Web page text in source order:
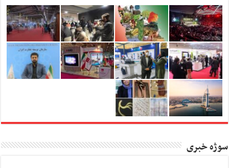
سوژه خبری